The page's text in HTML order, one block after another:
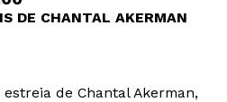
DE CHANTAL AKERMAN
de Chantal Akerman,